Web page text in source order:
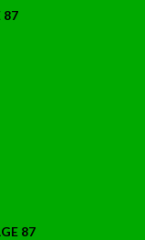
87
87